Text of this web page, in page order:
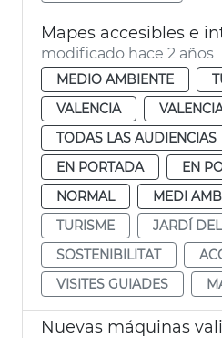
modificado hace 2 años
MEDIO AMBIENTE
VALENCIA
TODAS LAS AUDIENCIAS
EN PORTADA
EN
NORMAL
MEDI
TURISME
JARDÍ
SOSTENIBILITAT
VISITES GUIADES
Nuevas máquinas